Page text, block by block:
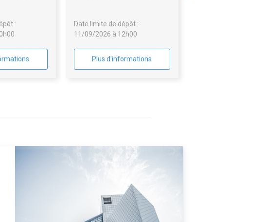
:
Date limite de dépôt :
11/09/2026 à 12h00
Plus d'informations